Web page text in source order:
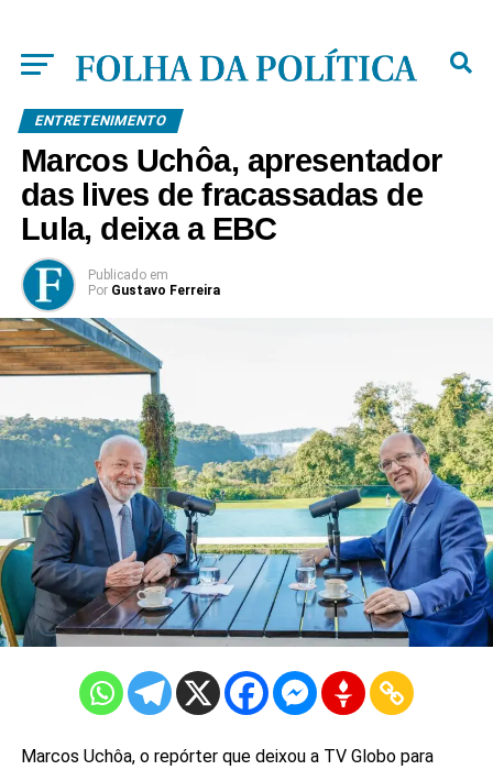
ENTRETENIMENTO
Marcos Uchôa, apresentador
das lives de fracassadas de
Lula, deixa a EBC
Publicado em
Por Gustavo Ferreira
Marcos Uchôa, o repórter que deixou a TV Globo para